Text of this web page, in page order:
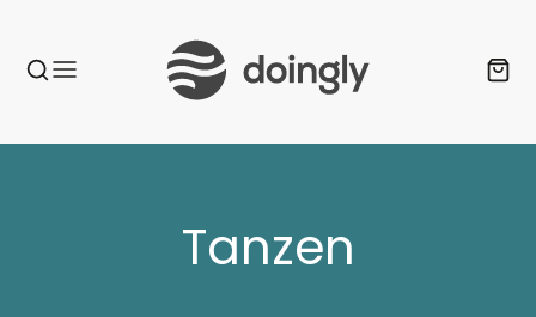
Kategorie:
Tanzen